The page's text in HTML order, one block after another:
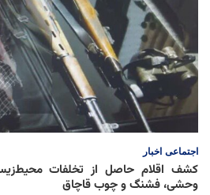
اجتماعی اخبار
کشف اقلام حاصل از تخلفات
وحشی، فشنگ و چوب قاچاق